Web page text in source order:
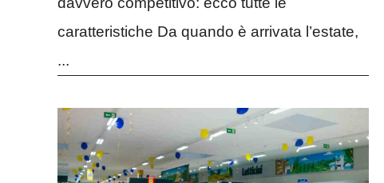
caratteristiche Da quando è arrivata l’estate,
...